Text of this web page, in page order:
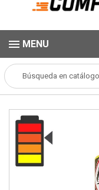
MENU
Popper Aromas Pequeños